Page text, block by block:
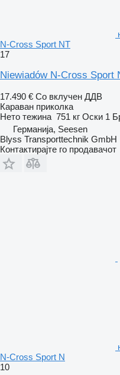
N-Cross Sport NT
17
Niewiadów N-Cross Sport
17.490 € Со вклучен ДДВ
Караван приколка
Нето тежина 751 кг Оски 1
Германија, Seesen
Blyss Transporttechnik GmbH
Контактирајте го продавачот
N-Cross Sport N
10